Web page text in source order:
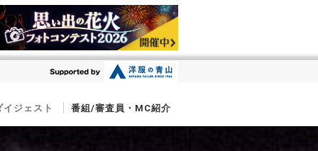
イジェスト 番組/審査員・MC紹介